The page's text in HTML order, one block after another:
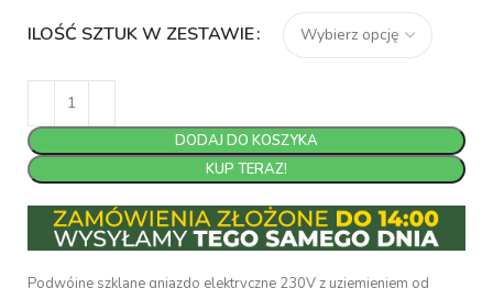
ILOŚĆ SZTUK W ZESTAWIE
DODAJ DO KOSZYKA
KUP TERAZ!
Podwójne szklane gniazdo elektryczne 230V z uziemieniem od